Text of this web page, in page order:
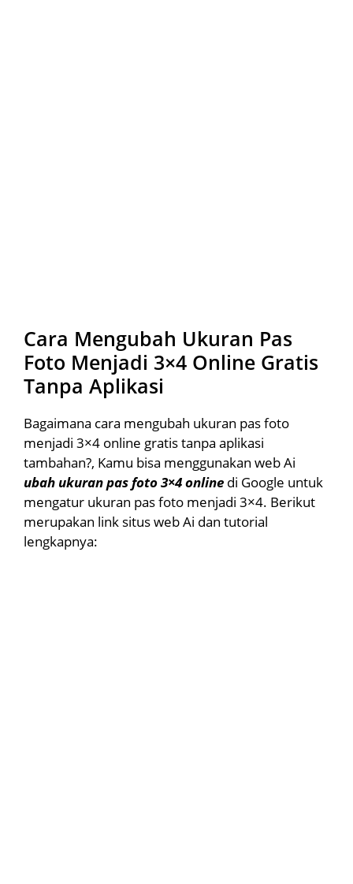
Cara Mengubah Ukuran Pas
Foto Menjadi 3×4 Online Gratis
Tanpa Aplikasi
Bagaimana cara mengubah ukuran pas foto
menjadi 3×4 online gratis tanpa aplikasi
tambahan?, Kamu bisa menggunakan web Ai
ubah ukuran pas foto 3×4 online di Google untuk
mengatur ukuran pas foto menjadi 3×4. Berikut
merupakan link situs web Ai dan tutorial
lengkapnya: